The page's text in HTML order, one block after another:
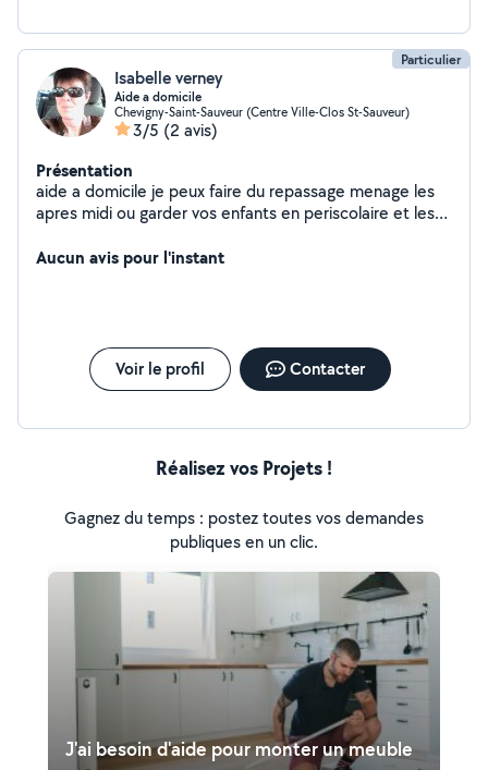
Particulier
Isabelle verney
Aide a domicile
Chevigny-Saint-Sauveur (Centre Ville-Clos St-Sauveur)
3/5 (2 avis)
Présentation
aide a domicile je peux faire du repassage menage les
apres midi ou garder vos enfants en periscolaire et les
professionnelle.
Aucun avis pour l'instant
Voir le profil Contacter
Réalisez vos Projets !
Gagnez du temps : postez toutes vos demandes
publiques en un clic.
J'ai besoin d'aide pour monter un meuble